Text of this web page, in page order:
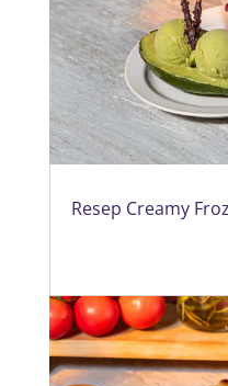
Resep Creamy